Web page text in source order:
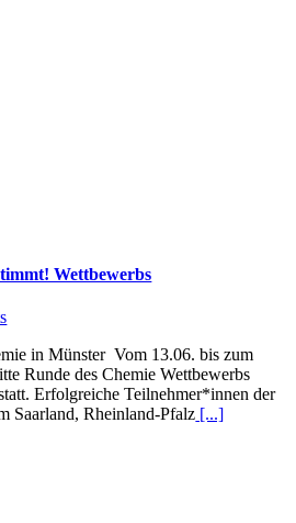
Wettbewerbs
in Münster Vom 13.06. bis zum
Runde des Chemie Wettbewerbs
Erfolgreiche Teilnehmer*innen der
Saarland, Rheinland-Pfalz [...]